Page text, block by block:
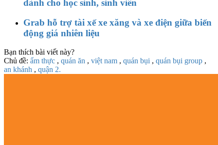
dành cho học sinh, sinh viên
Grab hỗ trợ tài xế xe xăng và xe điện giữa biến
động giá nhiên liệu
Bạn thích bài viết này?
Chủ đề: ẩm thực , quán ăn , việt nam , quán bụi , quán bụi group ,
an khánh , quận 2.